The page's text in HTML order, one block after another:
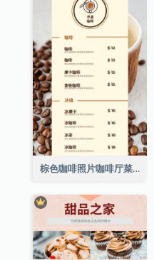
棕色咖啡照片咖啡厅菜单